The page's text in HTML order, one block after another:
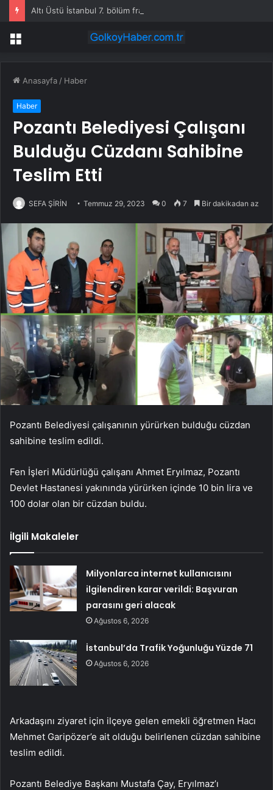
Altı Üstü İstanbul 7. bölüm fragmanı yayınlandı mı?
Menü
Anasayfa / Haber
Haber
Pozantı Belediyesi Çalışanı
Bulduğu Cüzdanı Sahibine
Teslim Etti
SEFA ŞİRİN Temmuz 29, 2023 0 7 Bir dakikadan az
Pozantı Belediyesi çalışanının yürürken bulduğu cüzdan
sahibine teslim edildi.
Fen İşleri Müdürlüğü çalışanı Ahmet Eryılmaz, Pozantı
Devlet Hastanesi yakınında yürürken içinde 10 bin lira ve
100 dolar olan bir cüzdan buldu.
İlgili Makaleler
Milyonlarca internet kullanıcısını
ilgilendiren karar verildi: Başvuran
parasını geri alacak
Ağustos 6, 2026
İstanbul’da Trafik Yoğunluğu Yüzde 71
Ağustos 6, 2026
Arkadaşını ziyaret için ilçeye gelen emekli öğretmen Hacı
Mehmet Garipözer’e ait olduğu belirlenen cüzdan sahibine
teslim edildi.
Pozantı Belediye Başkanı Mustafa Çay, Eryılmaz’ı